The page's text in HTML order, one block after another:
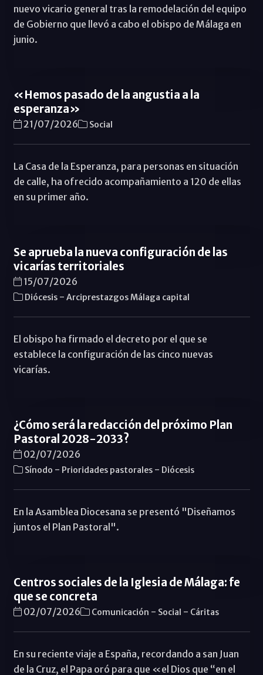
nuevo vicario general tras la remodelación del equipo
de Gobierno que llevó a cabo el obispo de Málaga en
junio.
«Hemos pasado de la angustia a la
esperanza»
21/07/2026 Social
La Casa de la Esperanza, para personas en situación
de calle, ha ofrecido acompañamiento a 120 de ellas
en su primer año.
Se aprueba la nueva configuración de las
vicarías territoriales
15/07/2026
Diócesis - Arciprestazgos Málaga capital
El obispo ha firmado el decreto por el que se
establece la configuración de las cinco nuevas
vicarías.
¿Cómo será la redacción del próximo Plan
Pastoral 2028-2033?
02/07/2026
Sínodo - Prioridades pastorales - Diócesis
En la Asamblea Diocesana se presentó "Diseñamos
juntos el Plan Pastoral".
Centros sociales de la Iglesia de Málaga: fe
que se concreta
02/07/2026 Comunicación - Social - Cáritas
En su reciente viaje a España, recordando a san Juan
de la Cruz, el Papa oró para que «el Dios que “en el